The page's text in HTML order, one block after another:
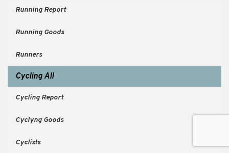
Running Report
Running Goods
Runners
Cycling All
Cycling Report
Cyclyng Goods
Cyclists